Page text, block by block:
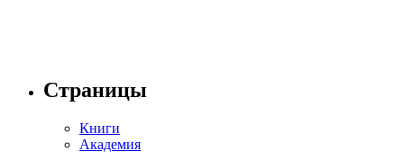
Страницы
Книги
Академия